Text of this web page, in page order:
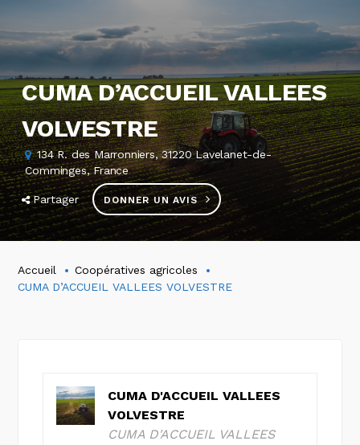
CUMA D’ACCUEIL VALLEES
VOLVESTRE
134 R. des Marronniers, 31220 Lavelanet-de-
Comminges, France
Partager DONNER UN AVIS
Accueil
Coopératives agricoles
CUMA D’ACCUEIL VALLEES VOLVESTRE
CUMA D'ACCUEIL VALLEES
VOLVESTRE
CUMA D'ACCUEIL VALLEES